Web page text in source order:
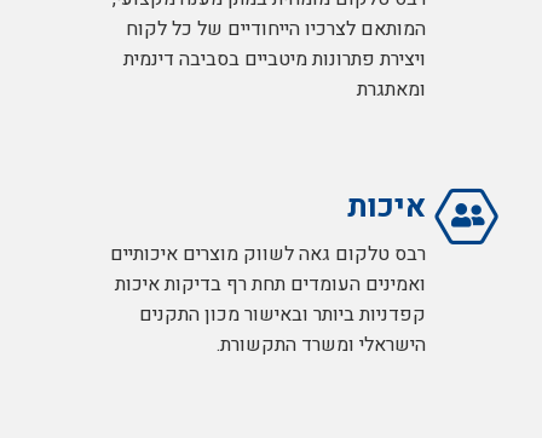
רבס טלקום קבלה את נציגות היקוויז'ן בכל עולם המתגים, מתגים
רבס טלקום מרחיבה את פעילותה מול יצרן הארונות הטורקי
Formrack ומהיום ניתן להזמין ארונות שרתים וארונות תקשורת
מחולקים עד 54U
המותאם לצרכיו הייחודיים של כל לקוח
ויצירת פתרונות מיטביים בסביבה דינמית
ומאתגרת
איכות
רבס טלקום גאה לשווק מוצרים איכותיים
ואמינים העומדים תחת רף בדיקות איכות
קפדניות ביותר ובאישור מכון התקנים
הישראלי ומשרד התקשורת.